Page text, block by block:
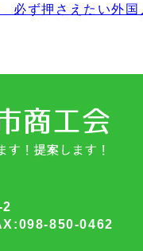
ず押さえたい外国
2
850-0462